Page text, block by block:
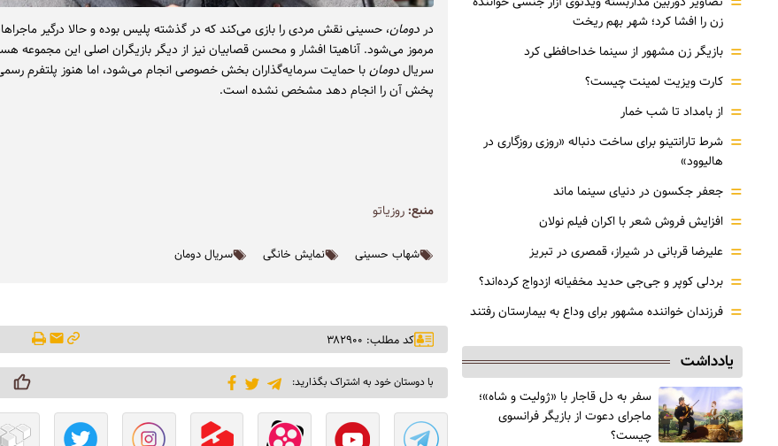
در دومان، حسینی نقش مردی را بازی می‌کند که در گذشته پلیس بوده و حالا درگیر
مرموز می‌شود. آناهیتا افشار و محسن قصابیان نیز از دیگر بازیگران اصلی این مجموعه
سریالدومانبا حمایت سرمایه‌گذاران بخش خصوصی انجام می‌شود، اما هنوز پلتفرم
پخش آن را انجام دهد مشخص نشده است.
منبع:روزیاتو
شهاب حسینی نمایش خانگی سریال دومان
کد مطلب: ۳۸۲۹۰۰
با دوستان خود به اشتراک بگذارید:
زن را افشا کرد؛ شهر بهم ریخت
= بازیگر زن مشهور از سینما خداحافظی کرد
= کارت ویزیت لمینت چیست؟
= از بامداد تا شب خمار
= شرط تارانتینو برای ساخت دنباله «روزی روزگاری در
هالیوود»
= جعفر جکسون در دنیای سینما ماند
= افزایش فروش شعر با اکران فیلم نولان
= علیرضا قربانی در شیراز، قمصری در تبریز
= بردلی کوپر و جی‌جی حدید مخفیانه ازدواج کرده‌اند؟
= فرزندان خواننده مشهور برای وداع به بیمارستان رفتند
یادداشت
سفر به دل قاجار با «ژولیت و شاه»؛
ماجرای دعوت از ‌بازیگر فرانسوی
چیست؟